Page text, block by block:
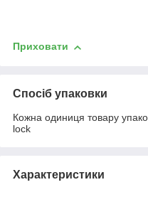
Приховати
Спосіб упаковки
Кожна одиниця товару
lock
Характеристики